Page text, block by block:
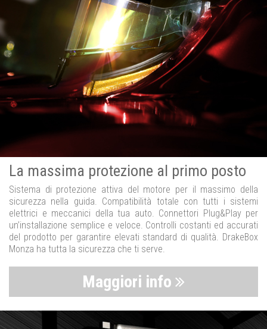
La massima protezione al primo posto
Sistema di protezione attiva del motore per il massimo della
sicurezza nella guida. Compatibilità totale con tutti i sistemi
elettrici e meccanici della tua auto. Connettori Plug&Play per
un’installazione semplice e veloce. Controlli costanti ed accurati
del prodotto per garantire elevati standard di qualità. DrakeBox
Monza ha tutta la sicurezza che ti serve.
Maggiori info